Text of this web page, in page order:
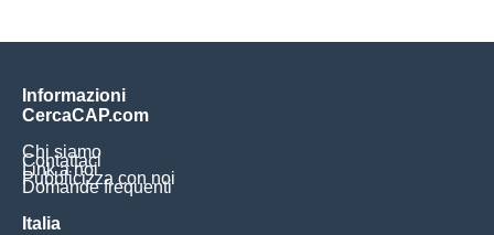
Informazioni
CercaCAP.com
Chi siamo
Contattaci
Link a noi
Pubblicizza con noi
Domande frequenti
Italia